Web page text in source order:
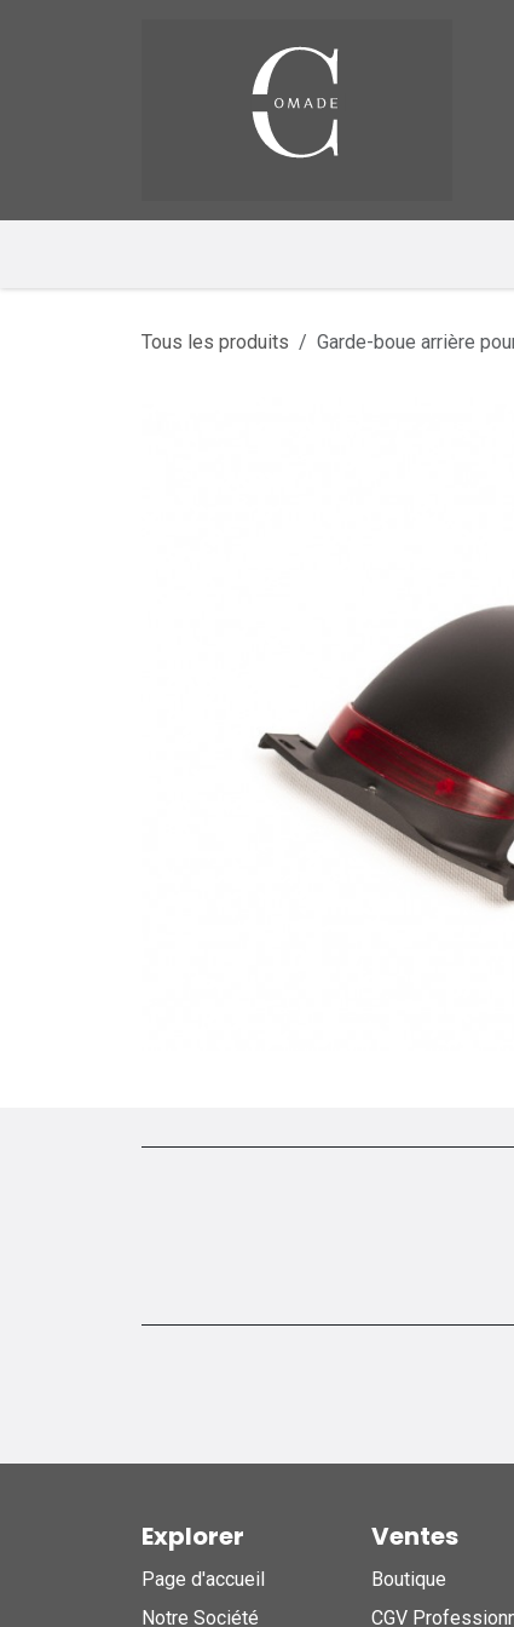
Tous les produits Garde-boue arrière
Explorer
Page d'accueil
Notre Société
Ventes
Boutique
CGV